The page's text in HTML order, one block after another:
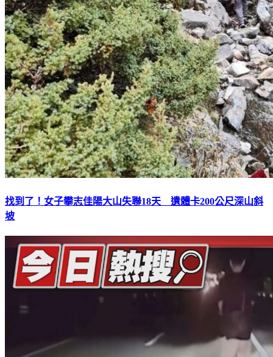
找到了！女子攀志佳陽大山失聯18天 遺體卡200公尺深山斜
坡